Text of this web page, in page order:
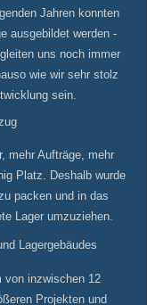
Jahren konnten
ausgebildet werden -
uns noch immer
wie wir sehr stolz
sein.
mehr Aufträge, mehr
Platz. Deshalb wurde
packen und in das
Lager umzuziehen.
Lagergebäudes
von inzwischen 12
Projekten und